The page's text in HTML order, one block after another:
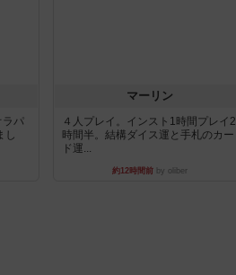
ラパ
し
マーリン
４人プレイ。インスト1時間プレイ2
時間半。結構ダイス運と手札のカー
ド運...
約12時間前 by oliber